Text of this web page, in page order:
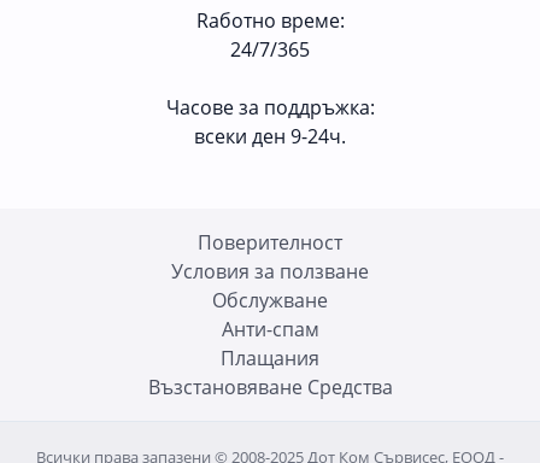
Rаботно време:
24/7/365
Часове за поддръжка:
всеки ден 9-24ч.
Поверителност
Условия за ползване
Oбслужване
Анти-спам
Плащания
Възстановяване Средства
Всички права запазени © 2008-2025 Дот Ком Сървисес, ЕООД -